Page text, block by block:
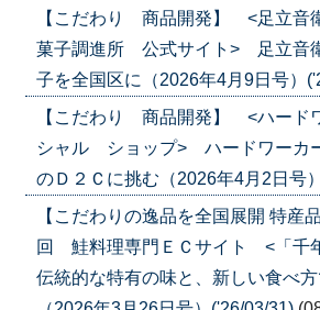
【こだわり 商品開発】 <足立
菓子調進所 公式サイト> 足立音
子を全国区に（2026年4月9日号）
【こだわり 商品開発】 <ハード
シャル ショップ> ハードワーカ
のＤ２Ｃに挑む（2026年4月2日号
【こだわりの逸品を全国展開 特産
回 鮭料理専門ＥＣサイト <「千
伝統的な特有の味と、新しい食べ